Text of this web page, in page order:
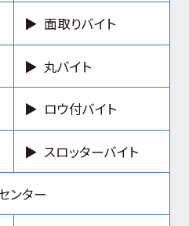
面取りバイト
丸バイト
ロウ付バイト
スロッターバイト
ンター